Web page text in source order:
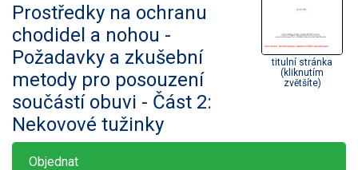
Prostředky na ochranu
chodidel a nohou -
Požadavky a zkušební
metody pro posouzení
součástí obuvi - Část 2:
Nekovové tužinky
titulní stránka
(kliknutím
zvětšíte)
Objednat